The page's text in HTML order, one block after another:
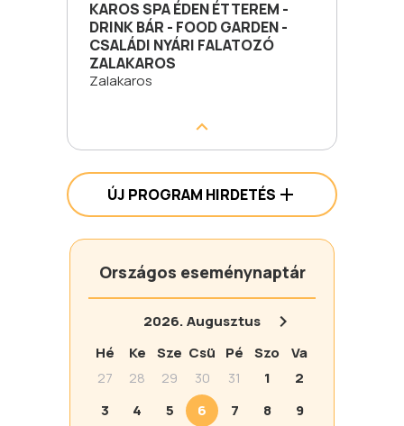
KAROS SPA ÉDEN ÉTTEREM -
DRINK BÁR - FOOD GARDEN -
CSALÁDI NYÁRI FALATOZÓ
ZALAKAROS
Zalakaros
ÚJ PROGRAM HIRDETÉS
Országos eseménynaptár
2026.Augusztus
Hé
Ke Sze Csü Pé Szo
Va
27
28 29 30 31 1
2
3
4 5 6 7 8
9